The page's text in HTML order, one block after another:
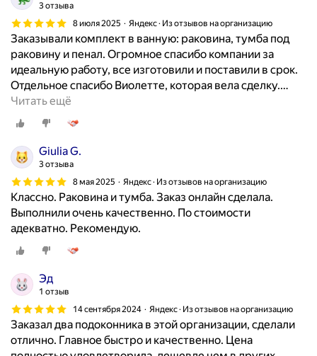
3 отзыва
8 июля 2025
Яндекс · Из отзывов на организацию
Заказывали комплект в ванную: раковина, тумба под
раковину и пенал. Огромное спасибо компании за
идеальную работу, все изготовили и поставили в срок.
Отдельное спасибо Виолетте, которая вела сделку.…
Читать ещё
Giulia G.
3 отзыва
8 мая 2025
Яндекс · Из отзывов на организацию
Классно. Раковина и тумба. Заказ онлайн сделала.
Выполнили очень качественно. По стоимости
адекватно. Рекомендую.
Эд
1 отзыв
14 сентября 2024
Яндекс · Из отзывов на организацию
Заказал два подоконника в этой организации, сделали
отлично. Главное быстро и качественно. Цена